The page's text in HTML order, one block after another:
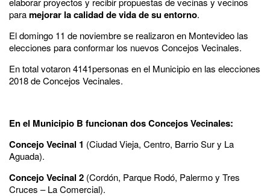
paramejorar la calidad de vida de su entorno.
El domingo 11 de noviembre se realizaron en Montevideo las
elecciones para conformar los nuevos Concejos Vecinales.
En total votaron 4141personas en el Municipio en las elecciones
2018 de Concejos Vecinales.
En el Municipio B funcionan dosConcejos Vecinales:
Concejo Vecinal 1 (Ciudad Vieja, Centro, Barrio Sur y La
Aguada).
Concejo Vecinal 2 (Cordón, Parque Rodó, Palermo y Tres
Cruces – La Comercial).